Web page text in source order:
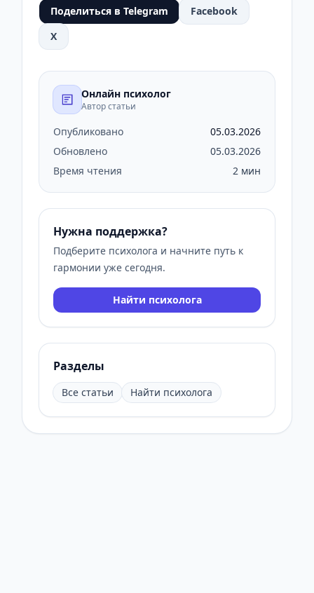
Поделиться в Telegram
Facebook
X
Онлайн психолог
Автор статьи
Опубликовано
05.03.2026
Обновлено
05.03.2026
Время чтения
2 мин
Нужна поддержка?
Подберите психолога и начните путь к
гармонии уже сегодня.
Найти психолога
Разделы
Все статьи Найти психолога